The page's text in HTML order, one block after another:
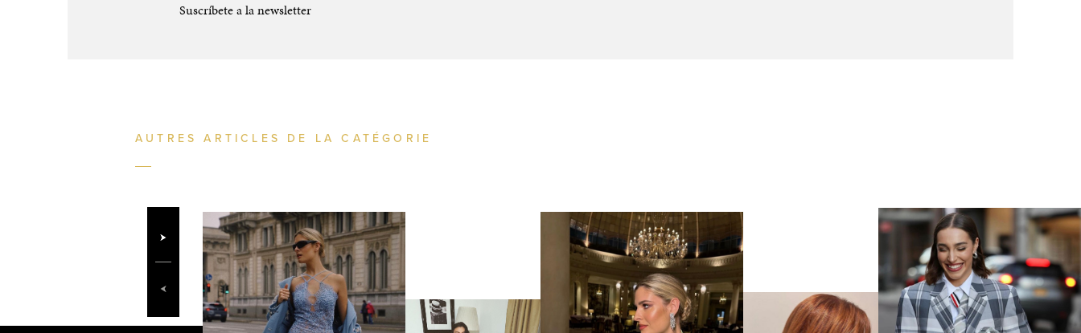
Suscríbete a la newsletter
AUTRES ARTICLES DE LA CATÉGORIE